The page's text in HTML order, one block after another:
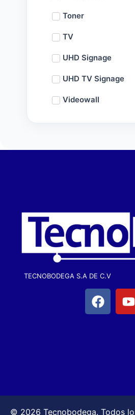
Toner
TV
UHD Signage
UHD TV Signage
Videowall
TECNOBODEGA S.A DE C.V
© 2026 Tecnobodega. Todos